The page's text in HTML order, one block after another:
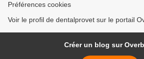
Préférences cookies
Voir le profil de dentalprovet sur le portail
Créer un blog sur